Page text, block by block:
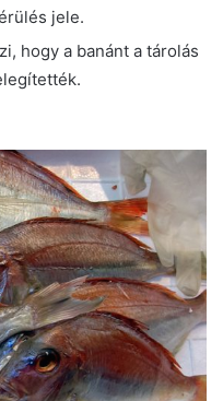
jele.
hogy a banánt a tárolás